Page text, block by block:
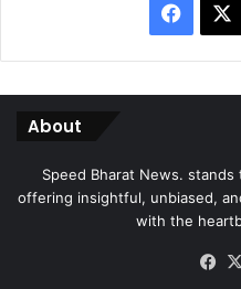
About
Speed Bharat News.
offering insightful, unbiased,
with the